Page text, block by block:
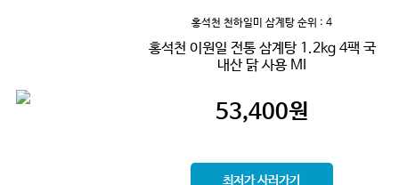
홍석천 천하일미 삼계탕 순위 : 4
홍석천 이원일 전통 삼계탕 1.2kg 4팩 국
내산 닭 사용 MI
53,400원
최저가 사러가기